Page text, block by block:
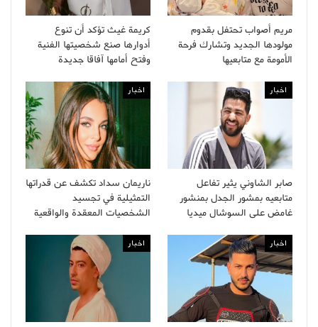
مريم أصواب تحتفل بقدوم
مولودها الجديد وتشارك فرحة
الأمومة مع متابعيها
كريمة غيث تؤكد أن تنوع
أدوارها صنع شخصيتها الفنية
وفتح أمامها آفاقا جديدة
اخبار
صابر الشاوني يثير تفاعل
متابعيه بمشور الجدل بمنشور
غامض على السوشال ميديا
اخبار
ناريمان سداد تكشف عن قدراتها
التمثيلية في تجسيد
الشخصيات المعقدة والواقعية
اخبار اخبار